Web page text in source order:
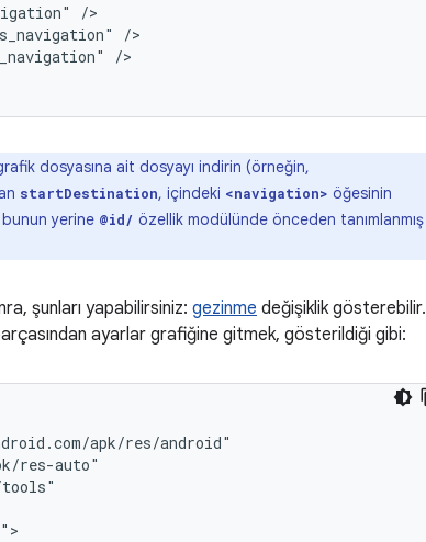
/>
dosyasına ait dosyayı indirin (örneğin,
startDestination, içindeki <navigation> öğesinin
bunun yerine @id/ özellik modülünde önceden tanımlanmış
şunları yapabilirsiniz: gezinme değişiklik gösterebilir.
ayarlar grafiğine gitmek, gösterildiği gibi: